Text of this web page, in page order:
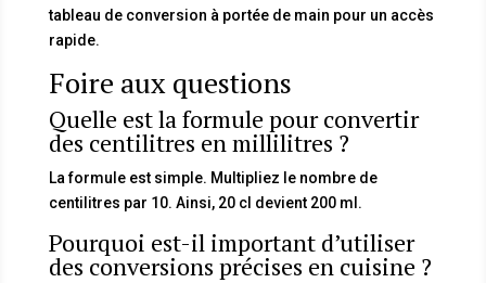
tableau de conversion à portée de main pour un accès
rapide.
Foire aux questions
Quelle est la formule pour convertir
des centilitres en millilitres ?
La formule est simple. Multipliez le nombre de
centilitres par 10. Ainsi, 20 cl devient 200 ml.
Pourquoi est-il important d’utiliser
des conversions précises en cuisine ?